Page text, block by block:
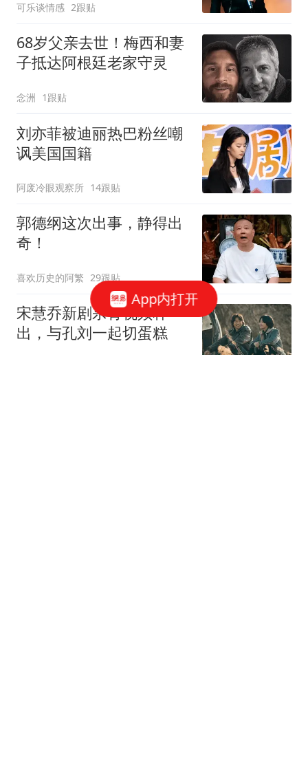
可乐谈情感 2跟贴
68岁父亲去世！梅西和妻
子抵达阿根廷老家守灵
念洲 1跟贴
刘亦菲被迪丽热巴粉丝嘲
讽美国国籍
阿废冷眼观察所 14跟贴
郭德纲这次出事，静得出
奇！
喜欢历史的阿繁 29跟贴
宋慧乔新剧杀青视频释
出，与孔刘一起切蛋糕
App内打开